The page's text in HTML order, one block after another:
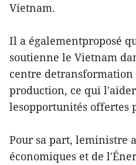
Vietnam.
Il a égalementproposé
soutienne le Vietnam
centre
production, ce qui
lesopportunités offertes
Pour sa part, leministre
économiques et de